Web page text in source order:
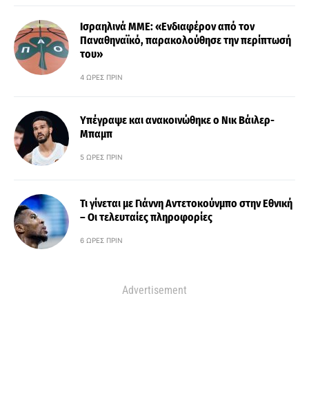
Ισραηλινά ΜΜΕ: «Ενδιαφέρον από τον
Παναθηναϊκό, παρακολούθησε την περίπτωσή
του»
4 ΏΡΕΣ ΠΡΙΝ
Υπέγραψε και ανακοινώθηκε ο Νικ Βάιλερ-
Μπαμπ
5 ΏΡΕΣ ΠΡΙΝ
Τι γίνεται με Γιάννη Αντετοκούνμπο στην Εθνική
– Οι τελευταίες πληροφορίες
6 ΏΡΕΣ ΠΡΙΝ
Advertisement